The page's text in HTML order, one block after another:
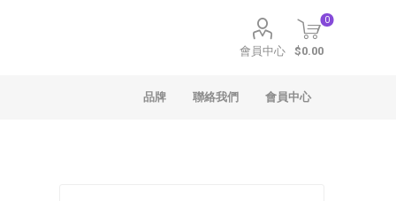
會員中心
0
$0.00
品牌 聯絡我們 會員中心